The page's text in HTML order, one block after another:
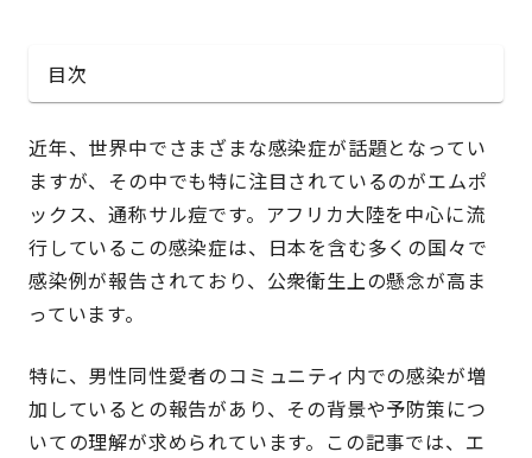
近年、世界中でさまざまな感染症が話題となってい
ますが、その中でも特に注目されているのがエムポ
ックス、通称サル痘です。アフリカ大陸を中心に流
行しているこの感染症は、日本を含む多くの国々で
感染例が報告されており、公衆衛生上の懸念が高ま
っています。
特に、男性同性愛者のコミュニティ内での感染が増
加しているとの報告があり、その背景や予防策につ
いての理解が求められています。この記事では、エ
目次